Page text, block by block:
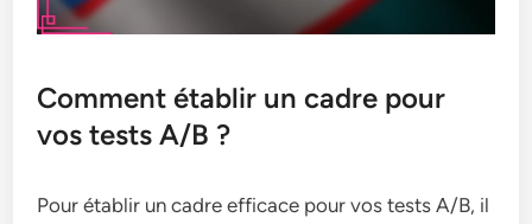
Comment établir un cadre pour
vos tests A/B ?
Pour établir un cadre efficace pour vos tests A/B, il